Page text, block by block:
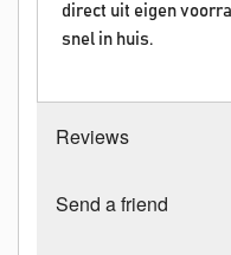
direct uit eigen
snel in huis.
Reviews
Send a friend